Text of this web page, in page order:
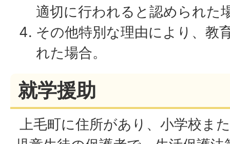
適切に行われると認められた
その他特別な理由により、教
れた場合。
就学援助
上毛町に住所があり、小学校ま